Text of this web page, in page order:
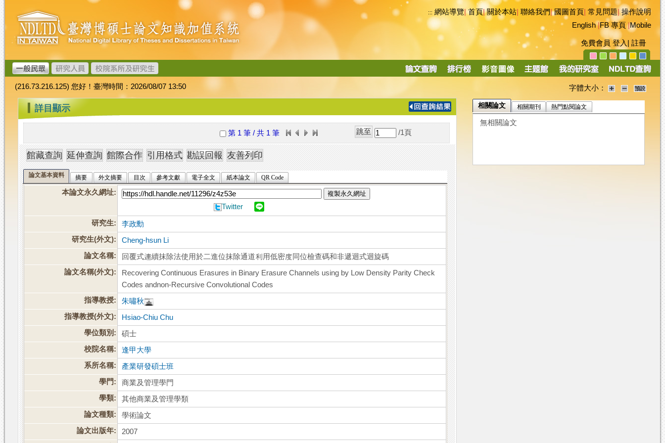
跳
到
主
要
內
容
臺
灣
博
碩
士
論
文
加
值
系
統
::: 網站導覽|首頁|關於本站 聯絡我們|國圖首頁 常見問題|操作說明
English|FB 專頁|Mobile
免費會員 登入 註冊
導
(216.73.216.125) 您好！臺灣時間：2026/08/07 13:50 字體大小：
::: 詳目顯示
第 1 筆 / 共 1 筆 /1 頁
論文基本資料 摘要 外文摘要 目次 參考文獻 電子全文 紙本論文 QR Code
本論文永久網址: 複製永久網址
Twitter
研究生:
李政勳
研究生(外文):
Cheng-hsun Li
論文名稱:
回覆式連續抹除法使用於二進位抹除通道利用低密度同位檢查碼和非遞迴式迴旋碼
論文名稱(外文):
Recovering Continuous Erasures in Binary Erasure Channels using by Low Density Parity Check
Codes andnon-Recursive Convolutional Codes
指導教授:
朱嘯秋
指導教授(外文):
Hsiao-Chiu Chu
學位類別:
碩士
校院名稱:
逢甲大學
系所名稱:
產業研發碩士班
學門:
商業及管理學門
學類:
其他商業及管理學類
論文種類:
學術論文
論文出版年:
2007
相關論文 相關期刊 熱門點閱論文
無相關論文